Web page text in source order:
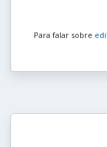
Para falar sobre